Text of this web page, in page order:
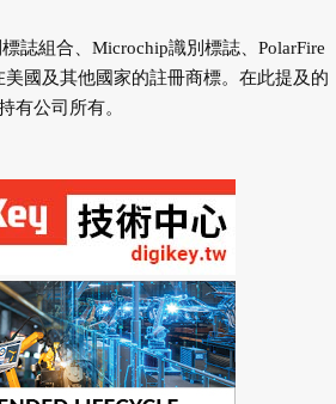
誌組合、Microchip識別標誌、PolarFire
美國及其他國家的註冊商標。在此提及的
有公司所有。